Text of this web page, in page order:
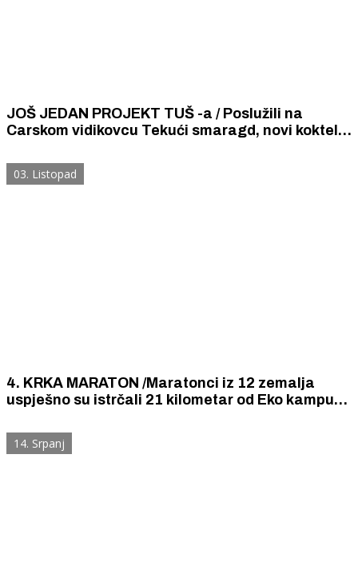
JOŠ JEDAN PROJEKT TUŠ -a / Poslužili na
Carskom vidikovcu Tekući smaragd, novi koktel
03. Listopad
4. KRKA MARATON /Maratonci iz 12 zemalja
uspješno su istrčali 21 kilometar od Eko kampusa
14. Srpanj